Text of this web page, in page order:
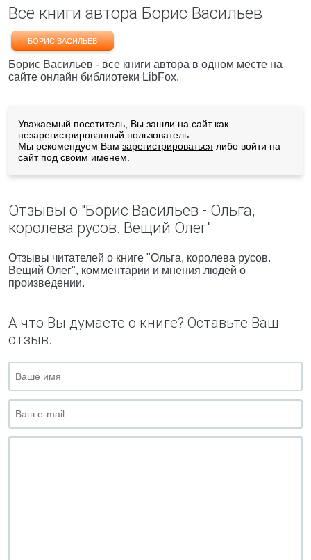
Все книги автора Борис Васильев
БОРИС ВАСИЛЬЕВ
Борис Васильев - все книги автора в одном месте на
сайте онлайн библиотеки LibFox.
Уважаемый посетитель, Вы зашли на сайт как
незарегистрированный пользователь.
Мы рекомендуем Вам зарегистрироваться либо войти на
сайт под своим именем.
Отзывы о "Борис Васильев - Ольга,
королева русов. Вещий Олег"
Отзывы читателей о книге "Ольга, королева русов.
Вещий Олег", комментарии и мнения людей о
произведении.
А что Вы думаете о книге? Оставьте Ваш
отзыв.